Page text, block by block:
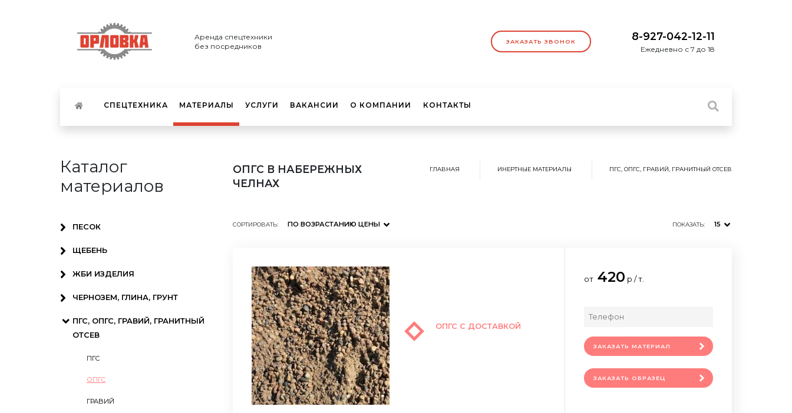
Аренда спецтехники
без посредников
ЗАКАЗАТЬ ЗВОНОК 8-927-042-12-11
Ежедневно с 7 до 18
СПЕЦТЕХНИКА МАТЕРИАЛЫ УСЛУГИ ВАКАНСИИ О КОМПАНИИ КОНТАКТЫ
Каталог
материалов
ГЛАВНАЯ ИНЕРТНЫЕ МАТЕРИАЛЫ ПГС, ОПГС, ГРАВИЙ, ГРАНИТНЫЙ ОТСЕВ
ОПГС В НАБЕРЕЖНЫХ
ЧЕЛНАХ
ПЕСОК
ЩЕБЕНЬ
ЖБИ ИЗДЕЛИЯ
ЧЕРНОЗЕМ, ГЛИНА, ГРУНТ
ПГС, ОПГС, ГРАВИЙ, ГРАНИТНЫЙ
ОТСЕВ
ПГС
ОПГС
ГРАВИЙ
СОРТИРОВАТЬ: ПО ВОЗРАСТАНИЮ ЦЕНЫ ПОКАЗАТЬ: 15
ОПГС С ДОСТАВКОЙ
от 420 р / т.
ЗАКАЗАТЬ МАТЕРИАЛ
ЗАКАЗАТЬ ОБРАЗЕЦ